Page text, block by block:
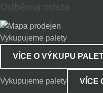
Vykupujeme palety
VÍCE O VÝKUPU
Vykupujeme palety VÍCE